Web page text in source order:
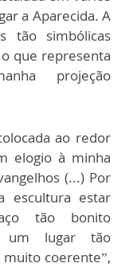
a Aparecida. A
tão simbólicas
que representa
projeção
ao redor
elogio à minha
(...) Por
escultura estar
tão bonito
um lugar tão
coerente”,